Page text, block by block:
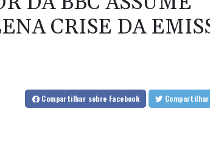
CRISE DA
Compartilhar sobre Facebook Compartilhar